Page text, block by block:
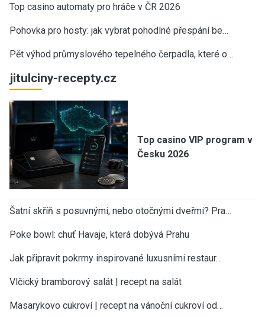
Top casino automaty pro hráče v ČR 2026
Pohovka pro hosty: jak vybrat pohodlné přespání be…
Pět výhod průmyslového tepelného čerpadla, které o…
jitulciny-recepty.cz
Top casino VIP program v
Česku 2026
Šatní skříň s posuvnými, nebo otočnými dveřmi? Pra…
Poke bowl: chuť Havaje, která dobývá Prahu
Jak připravit pokrmy inspirované luxusními restaur…
Vlčický bramborový salát | recept na salát
Masarykovo cukroví | recept na vánoční cukroví od…